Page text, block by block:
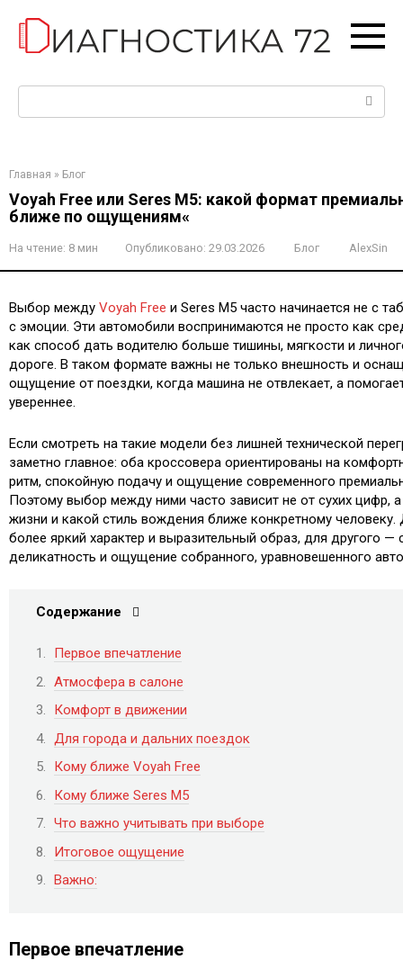
контенту
Главная » Блог
Voyah Free или Seres M5: какой формат
ближе по ощущениям«
На чтение: 8 мин Опубликовано: 29.03.2026 Блог AlexSin
Выбор между Voyah Free и Seres M5 часто начинается не с
с эмоции. Эти автомобили воспринимаются не просто как
как способ дать водителю больше тишины, мягкости и
дороге. В таком формате важны не только внешность и
ощущение от поездки, когда машина не отвлекает, а
увереннее.
Если смотреть на такие модели без лишней технической
заметно главное: оба кроссовера ориентированы на
ритм, спокойную подачу и ощущение современного
Поэтому выбор между ними часто зависит не от сухих цифр,
жизни и какой стиль вождения ближе конкретному
более яркий характер и выразительный образ, для другого —
деликатность и ощущение собранного, уравновешенного
Содержание
Первое впечатление
Атмосфера в салоне
Комфорт в движении
Для города и дальних поездок
Кому ближе Voyah Free
Кому ближе Seres M5
Что важно учитывать при выборе
Итоговое ощущение
Важно:
Первое впечатление